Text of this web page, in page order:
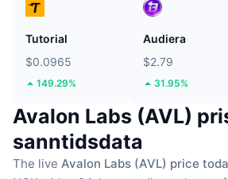
Tutorial
$0.0965
149.29%
Audiera
$2.79
31.95%
Avalon Labs (AVL)
sanntidsdata
The live Avalon Labs (AVL) price